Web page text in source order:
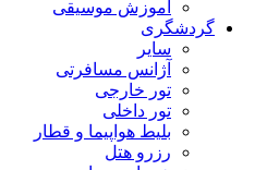
آموزش موسیقی
گردشگری
سایر
آژانس مسافرتی
تور خارجی
تور داخلی
بلیط هواپیما و قطار
رزرو هتل